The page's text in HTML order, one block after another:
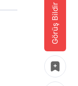
Görüş Bildir